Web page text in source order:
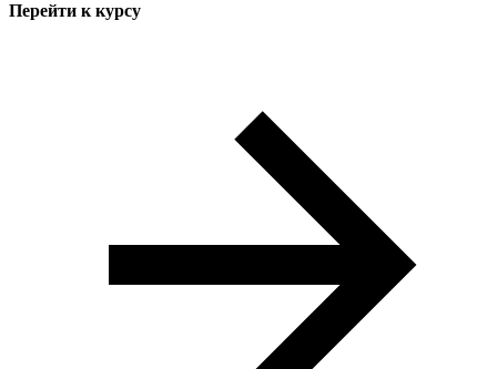
Перейти к курсу